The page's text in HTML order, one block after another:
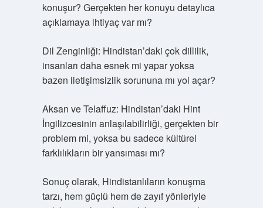
konuşur? Gerçekten her konuyu detaylıca
açıklamaya ihtiyaç var mı?
Dil Zenginliği: Hindistan’daki çok dillilik,
insanları daha esnek mi yapar yoksa
bazen iletişimsizlik sorununa mı yol açar?
Aksan ve Telaffuz: Hindistan’daki Hint
İngilizcesinin anlaşılabilirliği, gerçekten bir
problem mi, yoksa bu sadece kültürel
farklılıkların bir yansıması mı?
Sonuç olarak, Hindistanlıların konuşma
tarzı, hem güçlü hem de zayıf yönleriyle